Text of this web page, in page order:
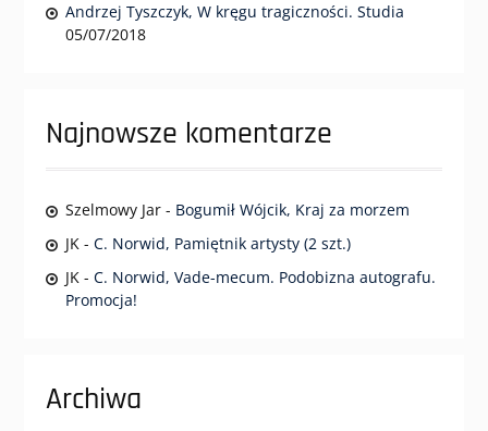
Andrzej Tyszczyk, W kręgu tragiczności. Studia
05/07/2018
Najnowsze komentarze
Szelmowy Jar- Bogumił Wójcik, Kraj za morzem
JK- C. Norwid, Pamiętnik artysty (2 szt.)
JK- C. Norwid, Vade-mecum. Podobizna autografu.
Promocja!
Archiwa